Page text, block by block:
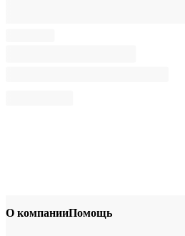
О компанииПомощь